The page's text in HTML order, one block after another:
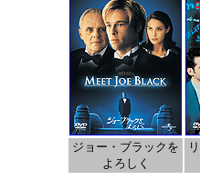
ジョー・ブラックを
よろしく